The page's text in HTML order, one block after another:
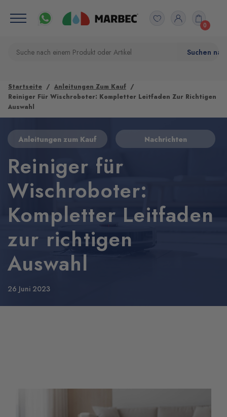
0
Startseite
Anleitungen Zum Kauf
Reiniger Für Wischroboter: Kompletter Leitfaden Zur Richtigen
Auswahl
Anleitungen zum Kauf Nachrichten
Reiniger für
Wischroboter:
Kompletter Leitfaden
zur richtigen
Auswahl
26 Juni 2023